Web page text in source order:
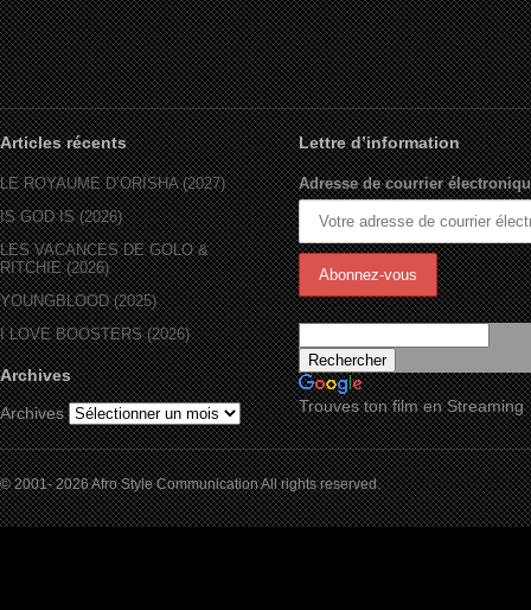
Articles récents
LE ROYAUME D’ORÏSHA (2027)
IS GOD IS (2026)
LES VACANCES DE GOLO &
RITCHIE (2026)
YOUNGBLOOD (2025)
I LOVE BOOSTERS (2026)
Archives
Archives
Lettre d’information
Adresse de courrier
Trouves ton film en Streaming
© 2001- 2026 Afro Style Communication All rights reserved.